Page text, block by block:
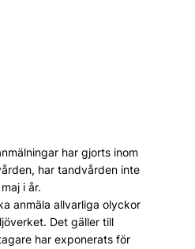
har gjorts inom
har tandvården inte
i år.
anmäla allvarliga olyckor
Det gäller till
har exponerats för